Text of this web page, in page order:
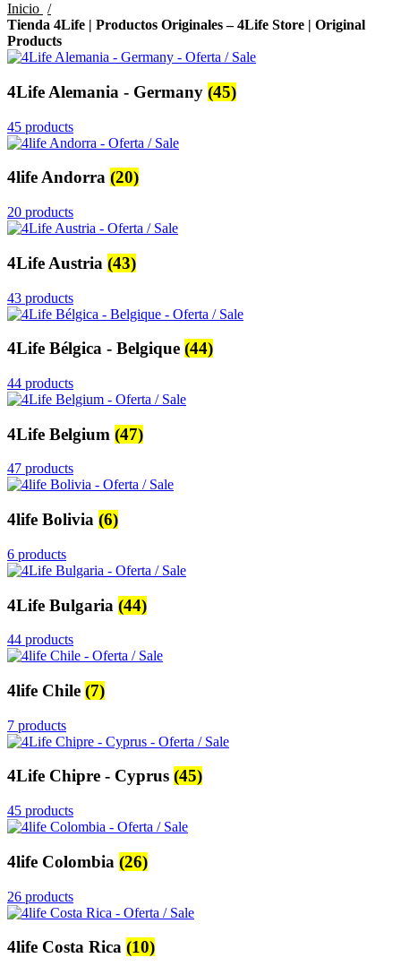
Inicio
Tienda 4Life | Productos Originales – 4Life Store | Original
Products
4Life Alemania - Germany (45)
45 products
4life Andorra (20)
20 products
4Life Austria (43)
43 products
4Life Bélgica - Belgique (44)
44 products
4Life Belgium (47)
47 products
4life Bolivia (6)
6 products
4Life Bulgaria (44)
44 products
4life Chile (7)
7 products
4Life Chipre - Cyprus (45)
45 products
4life Colombia (26)
26 products
4life Costa Rica (10)